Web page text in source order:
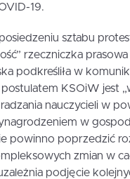
19.
sztabu
rzeczniczka
podkreśliła w
postulatem KSOiW jest
nauczycieli w
w
powinno poprzedzić
zmian w
podjęcie